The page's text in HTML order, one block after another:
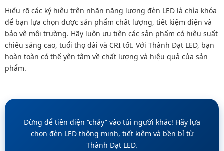
Hiểu rõ các ký hiệu trên nhãn năng lượng đèn LED là chìa khóa
để bạn lựa chọn được sản phẩm chất lượng, tiết kiệm điện và
bảo vệ môi trường. Hãy luôn ưu tiên các sản phẩm có hiệu suất
chiếu sáng cao, tuổi thọ dài và CRI tốt. Với Thành Đạt LED, bạn
hoàn toàn có thể yên tâm về chất lượng và hiệu quả của sản
phẩm.
Đừng để tiền điện “chảy” vào túi người khác! Hãy lựa
chọn đèn LED thông minh, tiết kiệm và bền bỉ từ
Thành Đạt LED.